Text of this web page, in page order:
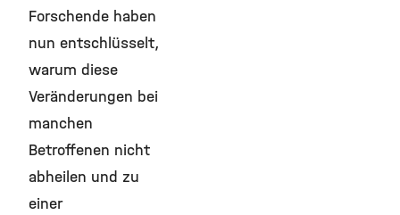
Forschende haben
nun entschlüsselt,
warum diese
Veränderungen bei
manchen
Betroffenen nicht
abheilen und zu
einer